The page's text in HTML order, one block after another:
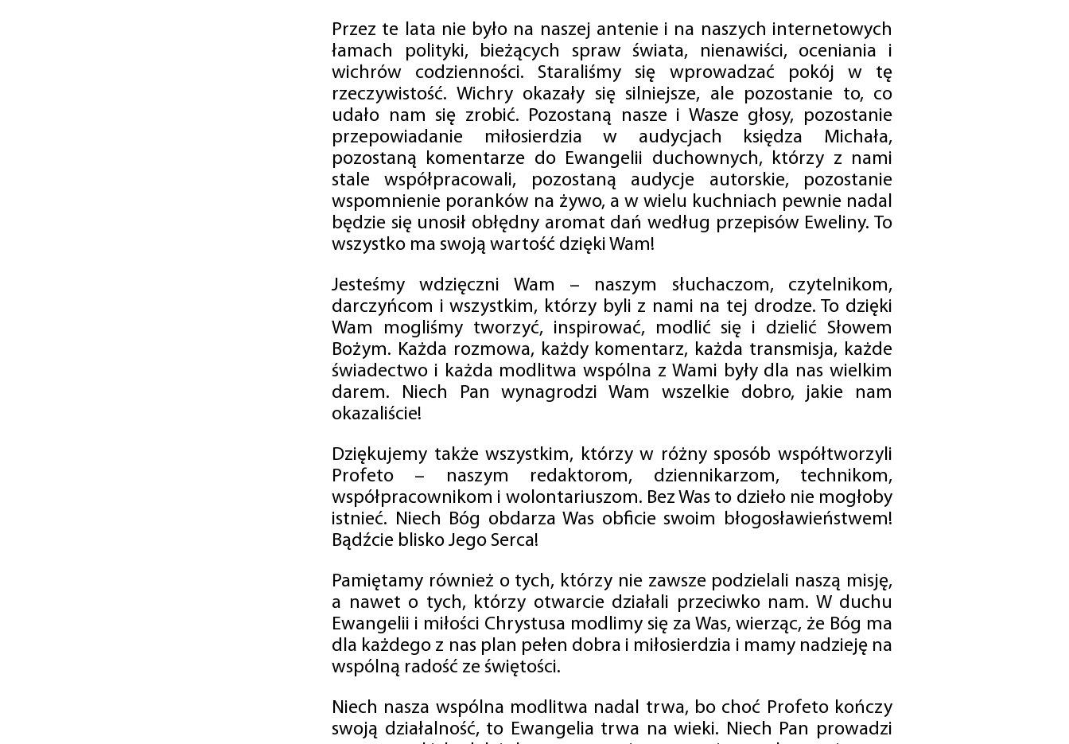
Przez te lata nie było na naszej antenie i na naszych internetowych
łamach polityki, bieżących spraw świata, nienawiści, oceniania i
wichrów codzienności. Staraliśmy się wprowadzać pokój w tę
rzeczywistość. Wichry okazały się silniejsze, ale pozostanie to, co
udało nam się zrobić. Pozostaną nasze i Wasze głosy, pozostanie
przepowiadanie miłosierdzia w audycjach księdza Michała,
pozostaną komentarze do Ewangelii duchownych, którzy z nami
stale współpracowali, pozostaną audycje autorskie, pozostanie
wspomnienie poranków na żywo, a w wielu kuchniach pewnie nadal
będzie się unosił obłędny aromat dań według przepisów Eweliny. To
wszystko ma swoją wartość dzięki Wam!
Jesteśmy wdzięczni Wam – naszym słuchaczom, czytelnikom,
darczyńcom i wszystkim, którzy byli z nami na tej drodze. To dzięki
Wam mogliśmy tworzyć, inspirować, modlić się i dzielić Słowem
Bożym. Każda rozmowa, każdy komentarz, każda transmisja, każde
świadectwo i każda modlitwa wspólna z Wami były dla nas wielkim
darem. Niech Pan wynagrodzi Wam wszelkie dobro, jakie nam
okazaliście!
Dziękujemy także wszystkim, którzy w różny sposób współtworzyli
Profeto – naszym redaktorom, dziennikarzom, technikom,
współpracownikom i wolontariuszom. Bez Was to dzieło nie mogłoby
istnieć. Niech Bóg obdarza Was obficie swoim błogosławieństwem!
Bądźcie blisko Jego Serca!
Pamiętamy również o tych, którzy nie zawsze podzielali naszą misję,
a nawet o tych, którzy otwarcie działali przeciwko nam. W duchu
Ewangelii i miłości Chrystusa modlimy się za Was, wierząc, że Bóg ma
dla każdego z nas plan pełen dobra i miłosierdzia i mamy nadzieję na
wspólną radość ze świętości.
Niech nasza wspólna modlitwa nadal trwa, bo choć Profeto kończy
swoją działalność, to Ewangelia trwa na wieki. Niech Pan prowadzi